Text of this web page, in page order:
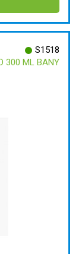
S1518
300 ML BANY